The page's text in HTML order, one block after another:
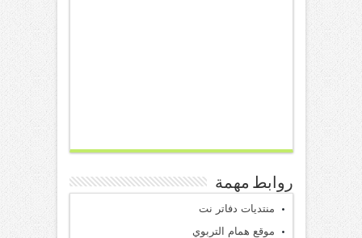
روابط مهمة
منتديات دفاتر نت
موقع همام التربوي